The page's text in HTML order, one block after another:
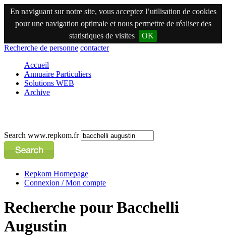
En naviguant sur notre site, vous acceptez l’utilisation de cookies
pour une navigation optimale et nous permettre de réaliser des
statistiques de visites
OK
Recherche de personne contacter
Accueil
Annuaire Particuliers
Solutions WEB
Archive
Search www.repkom.fr
Repkom Homepage
Connexion / Mon compte
Recherche pour Bacchelli
Augustin